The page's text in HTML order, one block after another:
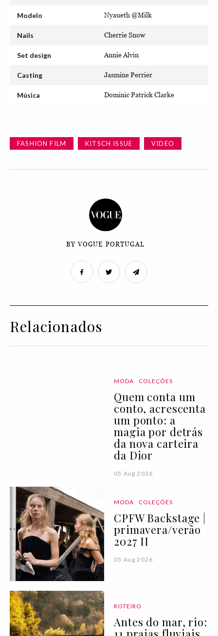
Modelo Nyaueth @Milk
Nails Cherrie Snow
Set design Annie Alvin
Casting Jasmine Perrier
Música Dominic Patrick Clarke
FASHION FILM KITSCH ISSUE VIDEO
BY VOGUE PORTUGAL
Relacionados
MODA COLEÇÕES
Quem conta um
conto, acrescenta
um ponto: a
magia por detrás
da nova carteira
da Dior
05 Aug 2026
MODA COLEÇÕES
CPFW Backstage |
primavera/verão
2027 II
05 Aug 2026
ROTEIRO
Antes do mar, rio: